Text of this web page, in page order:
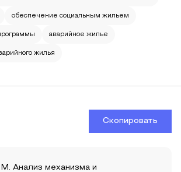
обеспечение социальным жильем
аварийное жилье
жилья
Скопировать
Анализ механизма и